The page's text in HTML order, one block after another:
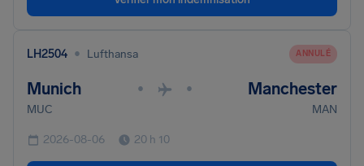
LH2504 • Lufthansa ANNULÉ
Munich • • Manchester
MUC MAN
2026-08-06 20 h 10